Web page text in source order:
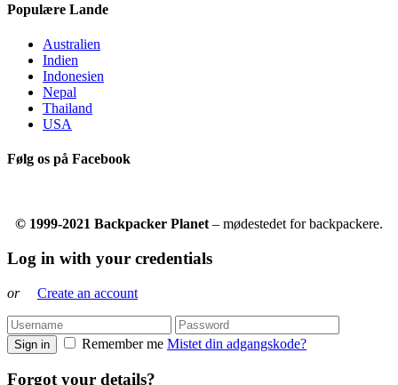
Populære Lande
Australien
Indien
Indonesien
Nepal
Thailand
USA
Følg os på Facebook
© 1999-2021 Backpacker Planet – mødestedet for backpackere.
Log in with your credentials
or Create an account
Sign in Remember me Mistet din adgangskode?
Forgot your details?